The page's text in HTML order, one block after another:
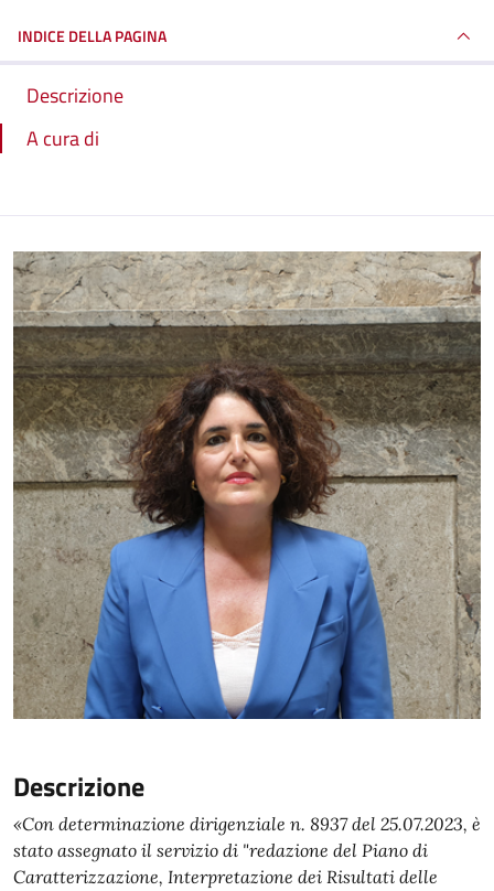
INDICE DELLA PAGINA
Descrizione
A cura di
Descrizione
«Con determinazione dirigenziale n. 8937 del 25.07.2023, è
stato assegnato il servizio di "redazione del Piano di
Caratterizzazione, Interpretazione dei Risultati delle